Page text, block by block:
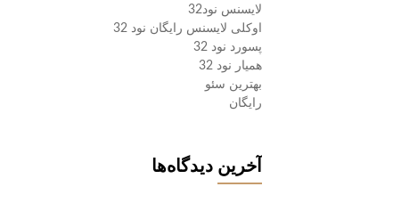
لایسنس نود32
اوکلی لایسنس رایگان نود 32
پسورد نود 32
همیار نود 32
بهترین سئو
رایگان
آخرین دیدگاه‌ها